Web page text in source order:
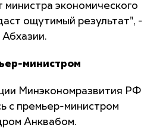
министра экономического
ощутимый результат", -
Абхазии.
министром
Минэкономразвития РФ
с премьер-министром
Анквабом.